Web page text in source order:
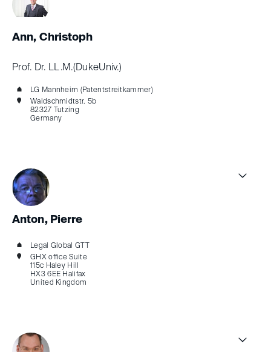
Ann, Christoph
Prof. Dr. LL.M.(DukeUniv.)
LG Mannheim (Patentstreitkammer)
Waldschmidtstr. 5b
82327 Tutzing
Germany
Anton, Pierre
Legal Global GTT
GHX office Suite
115c Haley Hill
HX3 6EE Halifax
United Kingdom